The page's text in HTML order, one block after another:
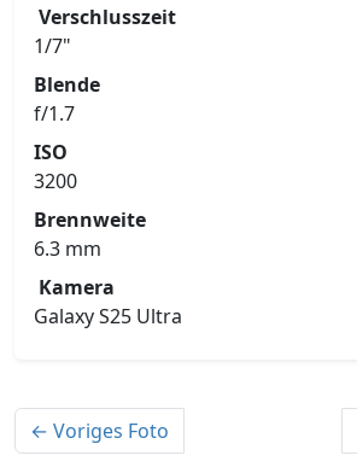
Verschlusszeit
1/7"
Blende
f/1.7
ISO
3200
Brennweite
6.3 mm
Kamera
Galaxy S25 Ultra
← Voriges Foto